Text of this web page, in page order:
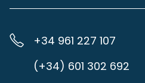
+34 961 227 107
(+34) 601 302 692